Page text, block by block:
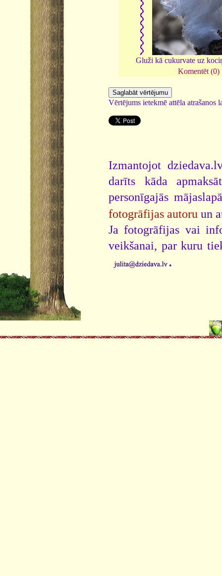
Gluži kā cukurvate uz
Komentēt (0)
Vērtējums ietekmē attēla atrašanos
Izmantojot
darīts kāda
personīgajās
fotogrāfijas autoru un
Ja fotogrāfijas vai
veikšanai, par kuru
.